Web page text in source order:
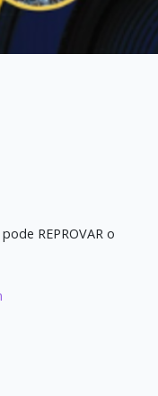
REPROVAR o